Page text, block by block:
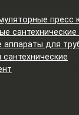
пресс
аппараты для